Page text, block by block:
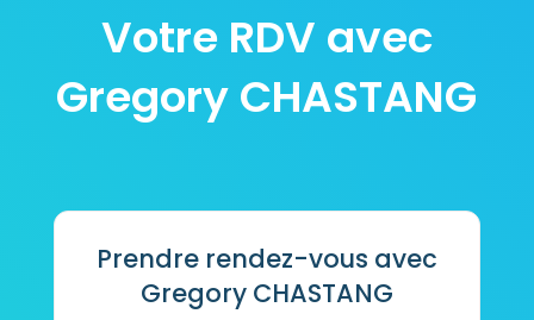
Votre RDV avec
Gregory CHASTANG
Prendre rendez-vous avec
Gregory CHASTANG